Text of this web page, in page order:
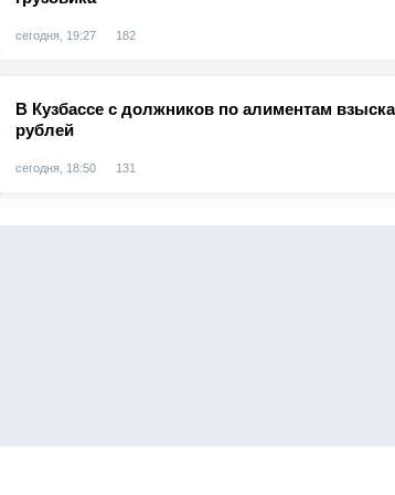
сегодня, 19:27 182
В Кузбассе с должников по алиментам
рублей
сегодня, 18:50 131